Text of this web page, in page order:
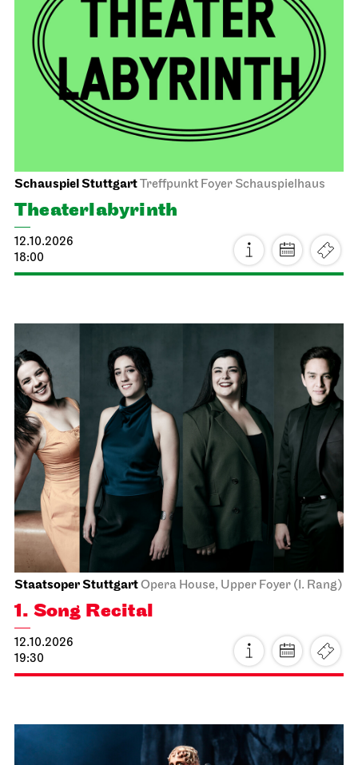
Schauspiel Stuttgart Schauspielhaus
Between two people, sometimes,
how rarely, a world grows.
11.10.2026
Schauspiel Stuttgart Treffpunkt Foyer Schauspielhaus
Theaterlabyrinth
12.10.2026
18:00